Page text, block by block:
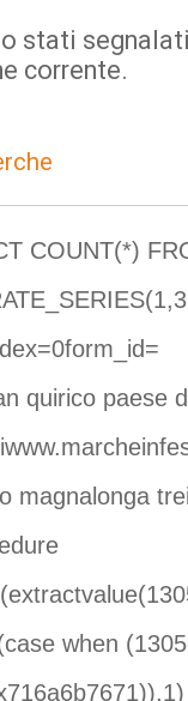
stati
corrente.
COUNT(*)
quirico paese
magnalonga
when